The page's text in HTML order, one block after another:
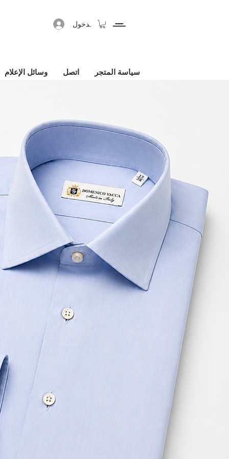
تسجيل الدخول
وسائل الإعلام اتصل سياسة المتجر